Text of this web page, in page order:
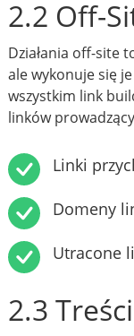
2.2 Off-
Działania off-site
ale wykonuje się
wszystkim link
linków
Linki
Domeny
Utracone
2.3 Treści